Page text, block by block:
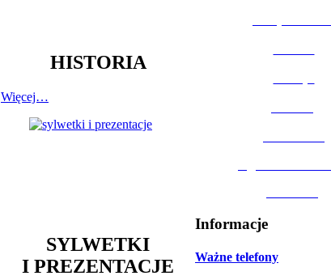
HISTORIA
Więcej…
SYLWETKI
I PREZENTACJE
Informacje
Ważne telefony